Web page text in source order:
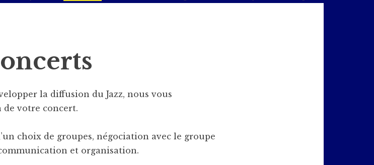
la diffusion du Jazz, nous vous
de votre concert.
choix de groupes, négociation avec le groupe
et organisation.